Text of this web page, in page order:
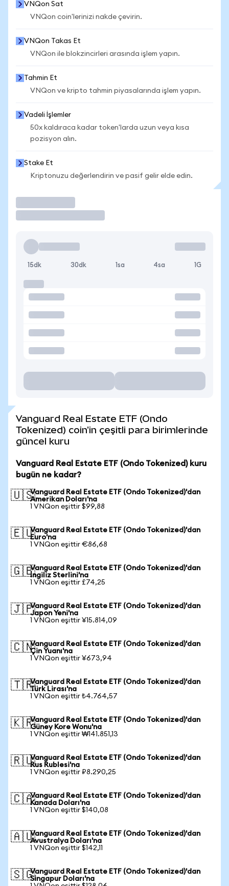
VNQon Sat
VNQon coin'lerinizi nakde çevirin.
VNQon Takas Et
VNQon ile blokzincirleri arasında işlem yapın.
Tahmin Et
VNQon ve kripto tahmin piyasalarında işlem yapın.
Vadeli İşlemler
50x kaldıraca kadar token'larda uzun veya kısa
pozisyon alın.
Stake Et
Kriptonuzu değerlendirin ve pasif gelir elde edin.
15dk 30dk 1sa 4sa 1G
Vanguard Real Estate ETF (Ondo
Tokenized) coin'in çeşitli para birimlerinde
güncel kuru
Vanguard Real Estate ETF (Ondo Tokenized) kuru
bugün ne kadar?
🇺🇸Vanguard Real Estate ETF (Ondo Tokenized)'dan
Amerikan Doları'na
1 VNQon eşittir $99,88
🇪🇺Vanguard Real Estate ETF (Ondo Tokenized)'dan
Euro'na
1 VNQon eşittir €86,68
🇬🇧Vanguard Real Estate ETF (Ondo Tokenized)'dan
İngiliz Sterlini'na
1 VNQon eşittir £74,25
🇯🇵Vanguard Real Estate ETF (Ondo Tokenized)'dan
Japon Yeni'na
1 VNQon eşittir ¥15.814,09
🇨🇳Vanguard Real Estate ETF (Ondo Tokenized)'dan
Çin Yuanı'na
1 VNQon eşittir ¥673,94
🇹🇷Vanguard Real Estate ETF (Ondo Tokenized)'dan
Türk Lirası'na
1 VNQon eşittir ₺4.764,57
🇰🇷Vanguard Real Estate ETF (Ondo Tokenized)'dan
Güney Kore Wonu'na
1 VNQon eşittir ₩141.851,13
🇷🇺Vanguard Real Estate ETF (Ondo Tokenized)'dan
Rus Rublesi'na
1 VNQon eşittir ₽8.290,25
🇨🇦Vanguard Real Estate ETF (Ondo Tokenized)'dan
Kanada Doları'na
1 VNQon eşittir $140,08
🇦🇺Vanguard Real Estate ETF (Ondo Tokenized)'dan
Avustralya Doları'na
1 VNQon eşittir $142,11
🇸🇬Vanguard Real Estate ETF (Ondo Tokenized)'dan
Singapur Doları'na